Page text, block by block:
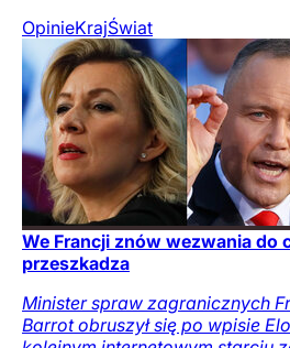
OpinieKrajŚwiat
We Francji znów wezwania do
przeszkadza
Minister spraw zagranicznych
Barrot obruszył się po wpisie